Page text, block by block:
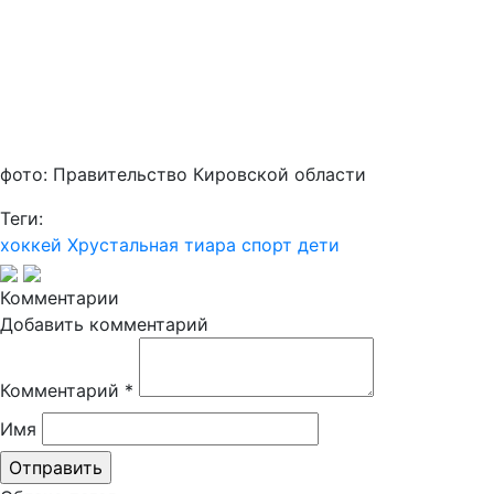
фото: Правительство Кировской области
Теги:
хоккей Хрустальная тиара спорт дети
Комментарии
Добавить комментарий
Комментарий *
Имя